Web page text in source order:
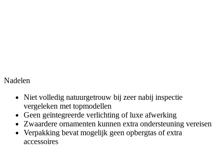
Nadelen
Niet volledig natuurgetrouw bij zeer nabij inspectie
vergeleken met topmodellen
Geen geïntegreerde verlichting of luxe afwerking
Zwaardere ornamenten kunnen extra ondersteuning vereisen
Verpakking bevat mogelijk geen opbergtas of extra
accessoires